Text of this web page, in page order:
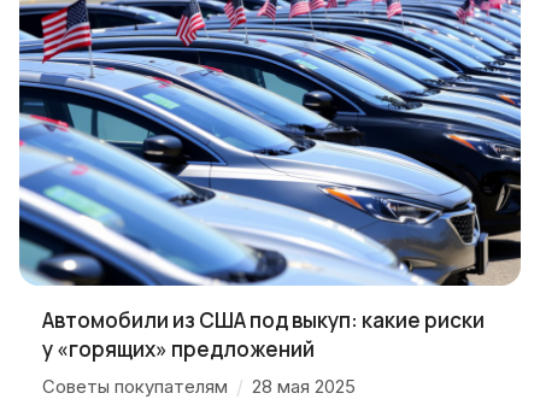
Автомобили из США под выкуп: какие риски
у «горящих» предложений
Советы покупателям / 28 мая 2025